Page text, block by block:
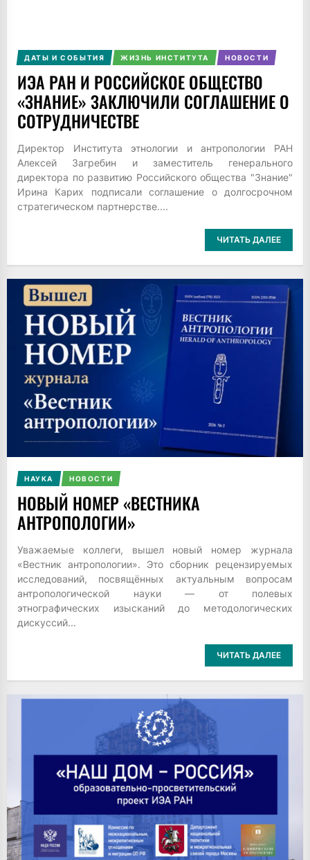
ДАТЫ И СОБЫТИЯ ЖИЗНЬ ИНСТИТУТА НОВОСТИ
ИЭА РАН И РОССИЙСКОЕ ОБЩЕСТВО
«ЗНАНИЕ» ЗАКЛЮЧИЛИ СОГЛАШЕНИЕ О
СОТРУДНИЧЕСТВЕ
Директор Института этнологии и антропологии РАН
Алексей Загребин и заместитель генерального
директора по развитию Российского общества "Знание"
Ирина Карих подписали соглашение о долгосрочном
стратегическом партнерстве....
ЧИТАТЬ ДАЛЕЕ
НАУКА НОВОСТИ
НОВЫЙ НОМЕР «ВЕСТНИКА
АНТРОПОЛОГИИ»
Уважаемые коллеги, вышел новый номер журнала
«Вестник антропологии». Это сборник рецензируемых
исследований, посвящённых актуальным вопросам
антропологической науки — от полевых
этнографических изысканий до методологических
дискуссий...
ЧИТАТЬ ДАЛЕЕ